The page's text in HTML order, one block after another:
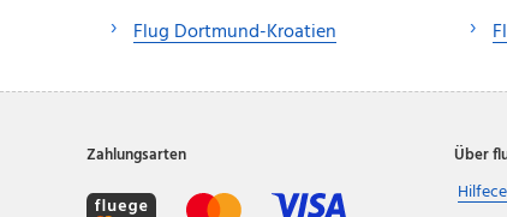
Flug Dortmund-Kroatien